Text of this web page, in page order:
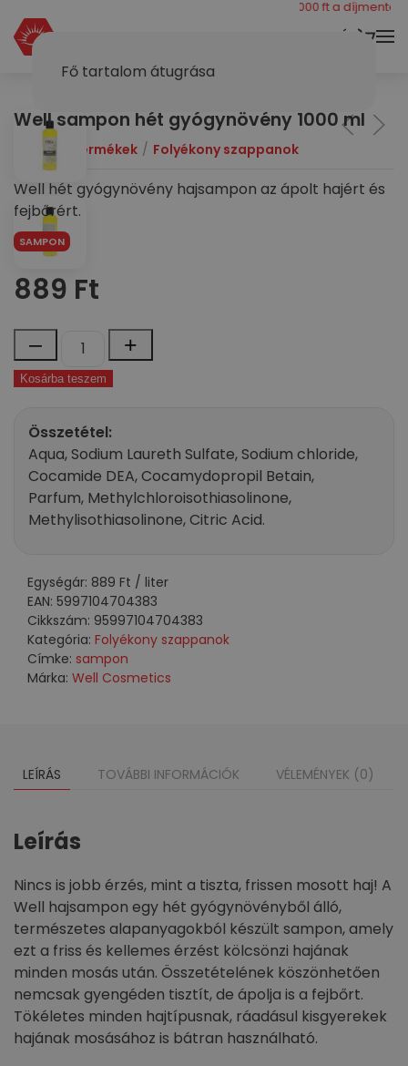
Fő tartalom átugrása
KOSÁR
még 40000 ft a díjmentes
Well sampon hét gyógynövény 1000 ml
Dymol Termékek Folyékony szappanok
Well hét gyógynövény hajsampon az ápolt hajért és
fejbőrért.
SAMPON
889 Ft
–
Well
sampon
hét
1000
ml
mennyiség
+
Kosárba teszem
Összetétel:
Aqua, Sodium Laureth Sulfate, Sodium chloride,
Cocamide DEA, Cocamydopropil Betain,
Parfum, Methylchloroisothiasolinone,
Methylisothiasolinone, Citric Acid.
Egységár: 889 Ft / liter
EAN: 5997104704383
Cikkszám: 95997104704383
Kategória: Folyékony szappanok
Címke: sampon
Márka: Well Cosmetics
LEÍRÁS TOVÁBBI INFORMÁCIÓK VÉLEMÉNYEK (0)
Leírás
Nincs is jobb érzés, mint a tiszta, frissen mosott haj! A
Well hajsampon egy hét gyógynövényből álló,
természetes alapanyagokból készült sampon, amely
ezt a friss és kellemes érzést kölcsönzi hajának
minden mosás után. Összetételének köszönhetően
nemcsak gyengéden tisztít, de ápolja is a fejbőrt.
Tökéletes minden hajtípusnak, ráadásul kisgyerekek
hajának mosásához is bátran használható.